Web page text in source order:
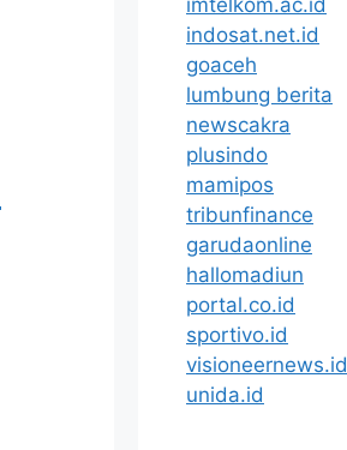
indosat.net.id
goaceh
lumbung berita
newscakra
plusindo
mamipos
tribunfinance
garudaonline
hallomadiun
portal.co.id
sportivo.id
visioneernews.id
unida.id